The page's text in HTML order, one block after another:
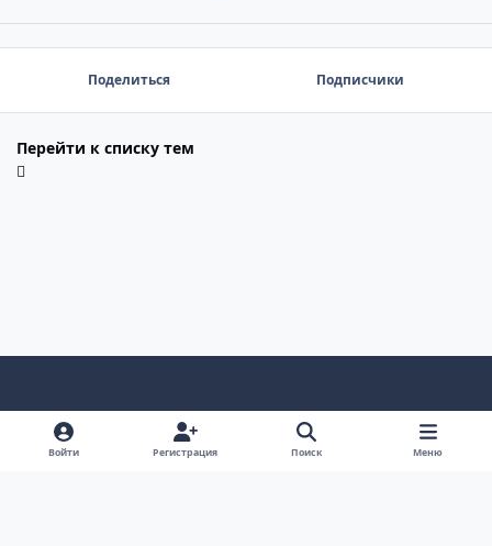
Поделиться Подписчики
Перейти к списку тем
Светлый режим
Темный режимСистемные предпочтения
Войти Регистрация Поиск Меню